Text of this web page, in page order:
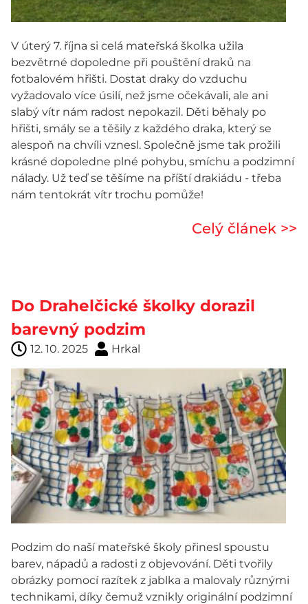
V úterý 7. října si celá mateřská školka užila
bezvětrné dopoledne při pouštění draků na
fotbalovém hřišti. Dostat draky do vzduchu
vyžadovalo více úsilí, než jsme očekávali, ale ani
slabý vítr nám radost nepokazil. Děti běhaly po
hřišti, smály se a těšily z každého draka, který se
alespoň na chvíli vznesl. Společně jsme tak prožili
krásné dopoledne plné pohybu, smíchu a podzimní
nálady. Už teď se těšíme na příští drakiádu - třeba
nám tentokrát vítr trochu pomůže!
Celý článek >>
Do Drahelčické školky dorazil
barevný podzim
12. 10. 2025 Hrkal
Podzim do naší mateřské školy přinesl spoustu
barev, nápadů a radosti z objevování. Děti tvořily
obrázky pomocí razítek z jablka a malovaly různými
technikami, díky čemuž vznikly originální podzimní